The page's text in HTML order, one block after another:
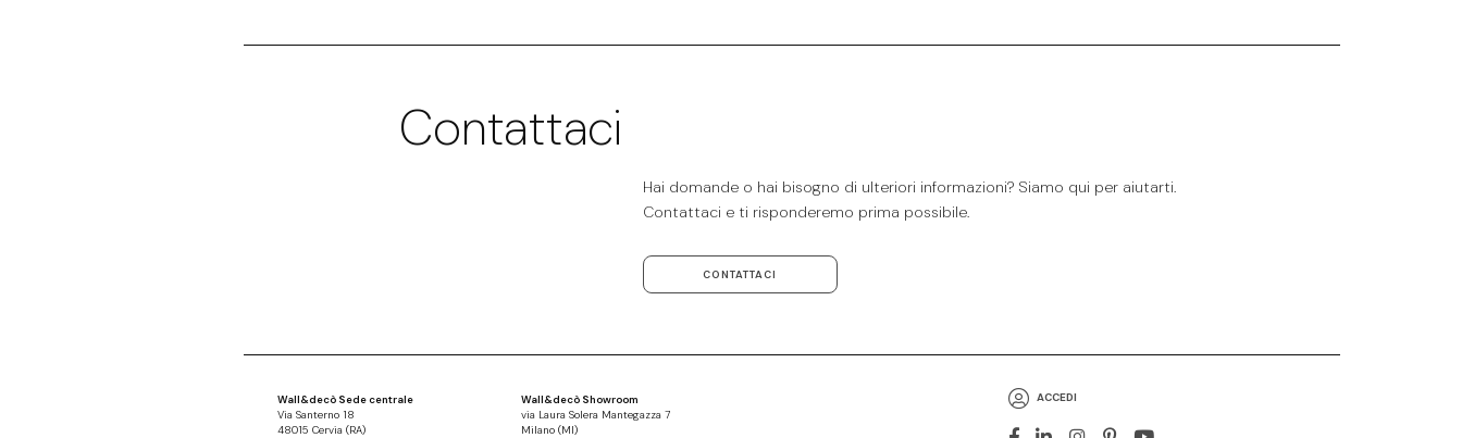
Contattaci
Hai domande o hai bisogno di ulteriori informazioni? Siamo qui per aiutarti.
Contattaci e ti risponderemo prima possibile.
CONTATTACI
Wall&decò Sede centrale
Via Santerno 18
48015 Cervia (RA)
Wall&decò Showroom
via Laura Solera Mantegazza 7
Milano (MI)
ACCEDI